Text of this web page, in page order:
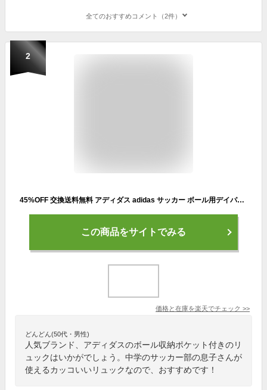
全てのおすすめコメント（2件）
2
45%OFF 交換送料無料 アディダス adidas サッカー ボール用デイパック 大容量 ボール収納ポケット付き 約27L ADP26BKR バッグ バックパック リュックサック バッグ刺繍可(B) 【365日あす楽対応】 アウトレット セール sale 在庫処分
この商品をサイトでみる
価格と在庫を楽天でチェック >>
どんどん(50代・男性)
人気ブランド、アディダスのボール収納ポケット付きのリ
ュックはいかがでしょう。中学のサッカー部の息子さんが
使えるカッコいいリュックなので、おすすめです！